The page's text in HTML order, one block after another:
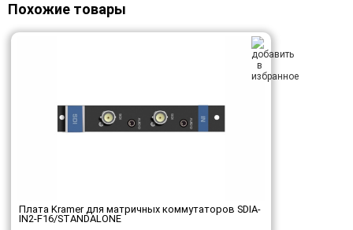
Похожие товары
Плата Kramer для матричных коммутаторов SDIA-
IN2-F16/STANDALONE